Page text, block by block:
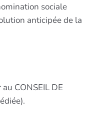
sociale
anticipée de la
CONSEIL DE